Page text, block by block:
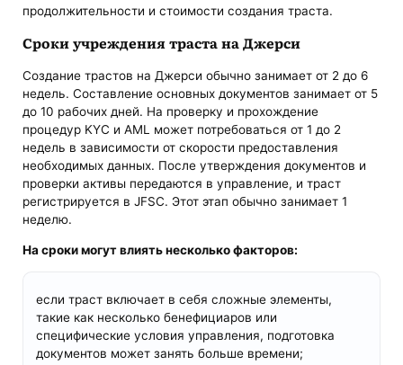
продолжительности и стоимости создания траста.
Сроки учреждения траста на Джерси
Создание трастов на Джерси обычно занимает от 2 до 6
недель. Составление основных документов занимает от 5
до 10 рабочих дней. На проверку и прохождение
процедур KYC и AML может потребоваться от 1 до 2
недель в зависимости от скорости предоставления
необходимых данных. После утверждения документов и
проверки активы передаются в управление, и траст
регистрируется в JFSC. Этот этап обычно занимает 1
неделю.
На сроки могут влиять несколько факторов:
если траст включает в себя сложные элементы,
такие как несколько бенефициаров или
специфические условия управления, подготовка
документов может занять больше времени;